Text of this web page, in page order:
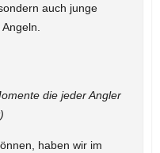
auch junge
die jeder Angler
haben wir im